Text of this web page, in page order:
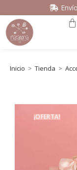
Inicio > Tienda >
¡OFERTA!